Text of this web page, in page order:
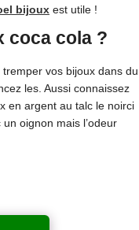
bijoux est utile !
coca cola ?
vos bijoux dans du
les. Aussi connaissez
en argent au talc le noirci
oignon mais l’odeur